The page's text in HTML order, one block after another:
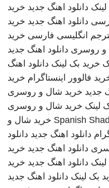
دانلود اهنگ جدید خرید
دانلود اهنگ جدید خرید
انگلیسی فارسی خرید
و روسری دانلود اهنگ جدید
خرید بک لینک دانلود اهنگ
فالوور اینستاگرام خرید
جدید خرید شال و روسری
لینک خرید شال و روسری
Spanish خرید شال و
دانلود اهنگ جدید دانلود
دانلود اهنگ جدید خرید
دانلود اهنگ جدید خرید
بک لینک دانلود اهنگ جدید